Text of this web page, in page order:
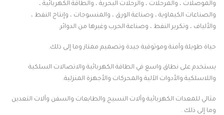
والموصلات ، والمرحلات ، والرحلات البحرية ، والطاقة الكهربائية ،
والصناعات الكيماوية ، وصناعة الورق ، والمنسوجات ، وإنتاج النفط ،
والألياف ، وتكرير النفط ، وصناعة الحرب وغيرها من الدوائر.
حياة طويلة وآمنة وموثوقية جيدة وتصميم ممتاز وما إلى ذلك.
يستخدم على نطاق واسع في الطاقة الكهربائية والاتصالات السلكية
واللاسلكية والأدوات الآلية والمحركات والأجهزة المنزلية.
مثالي للمعدات الكهربائية وآلات النسيج والطابعات والسفن وآلات التعدين
وما إلى ذلك .